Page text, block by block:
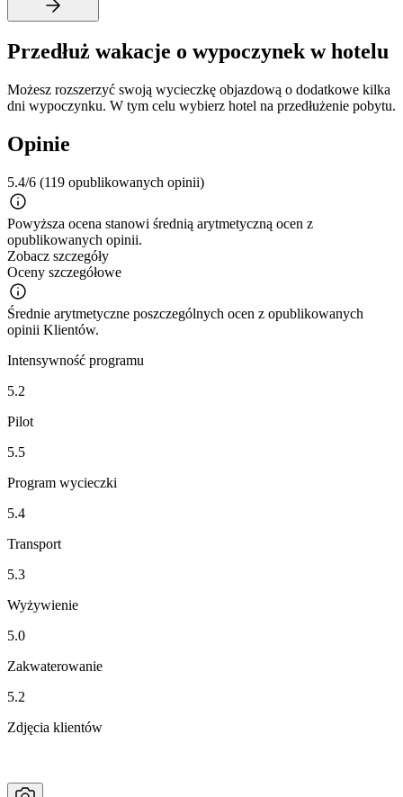
Przedłuż wakacje o wypoczynek w hotelu
Możesz rozszerzyć swoją wycieczkę objazdową o dodatkowe kilka
dni wypoczynku. W tym celu wybierz hotel na przedłużenie pobytu.
Opinie
5.4/6 (119 opublikowanych opinii)
Powyższa ocena stanowi średnią arytmetyczną ocen z
opublikowanych opinii.
Zobacz szczegóły
Oceny szczegółowe
Średnie arytmetyczne poszczególnych ocen z opublikowanych
opinii Klientów.
Intensywność programu
5.2
Pilot
5.5
Program wycieczki
5.4
Transport
5.3
Wyżywienie
5.0
Zakwaterowanie
5.2
Zdjęcia klientów